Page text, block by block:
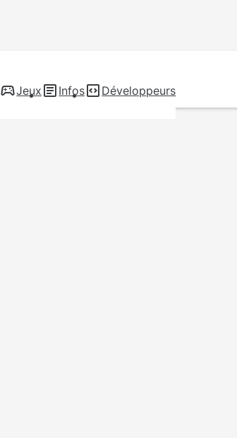
Jeux Infos Développeurs